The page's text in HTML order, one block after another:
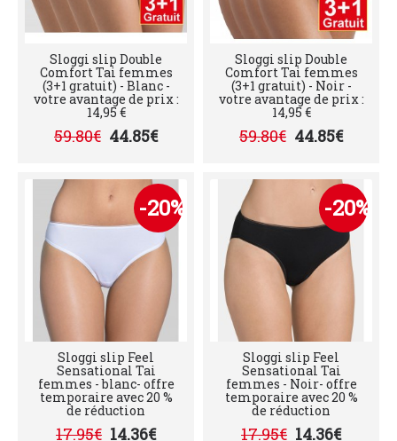
Sloggi slip Double
Comfort Tai femmes
(3+1 gratuit) - Blanc -
votre avantage de prix :
14,95 €
59.80€ 44.85€
Sloggi slip Double
Comfort Tai femmes
(3+1 gratuit) - Noir -
votre avantage de prix :
14,95 €
59.80€ 44.85€
-20%
Sloggi slip Feel
Sensational Tai
femmes - blanc- offre
temporaire avec 20 %
de réduction
17.95€ 14.36€
-20%
Sloggi slip Feel
Sensational Tai
femmes - Noir- offre
temporaire avec 20 %
de réduction
17.95€ 14.36€